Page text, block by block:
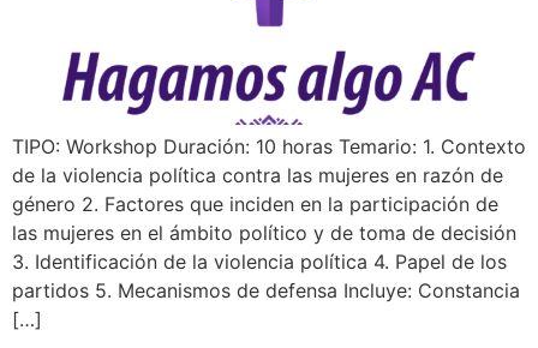
TIPO: Workshop Duración: 10 horas Temario: 1. Contexto
de la violencia política contra las mujeres en razón de
género 2. Factores que inciden en la participación de
las mujeres en el ámbito político y de toma de decisión
3. Identificación de la violencia política 4. Papel de los
partidos 5. Mecanismos de defensa Incluye: Constancia
[…]